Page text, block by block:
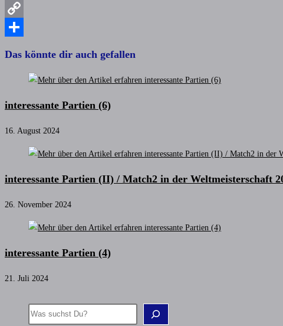
Reddit
Copy
Das könnte dir auch gefallen
interessante Partien (6)
16. August 2024
interessante Partien (II) / Match2 in der Weltmeisterschaft
26. November 2024
interessante Partien (4)
21. Juli 2024